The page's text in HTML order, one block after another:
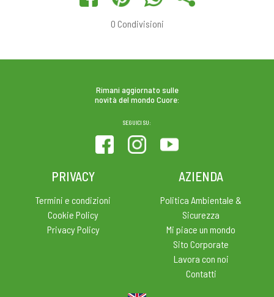
0 Condivisioni
Rimani aggiornato sulle
novità del mondo Cuore:
SEGUICI SU:
PRIVACY
Termini e condizioni
Cookie Policy
Privacy Policy
AZIENDA
Politica Ambientale &
Sicurezza
Mi piace un mondo
Sito Corporate
Lavora con noi
Contatti